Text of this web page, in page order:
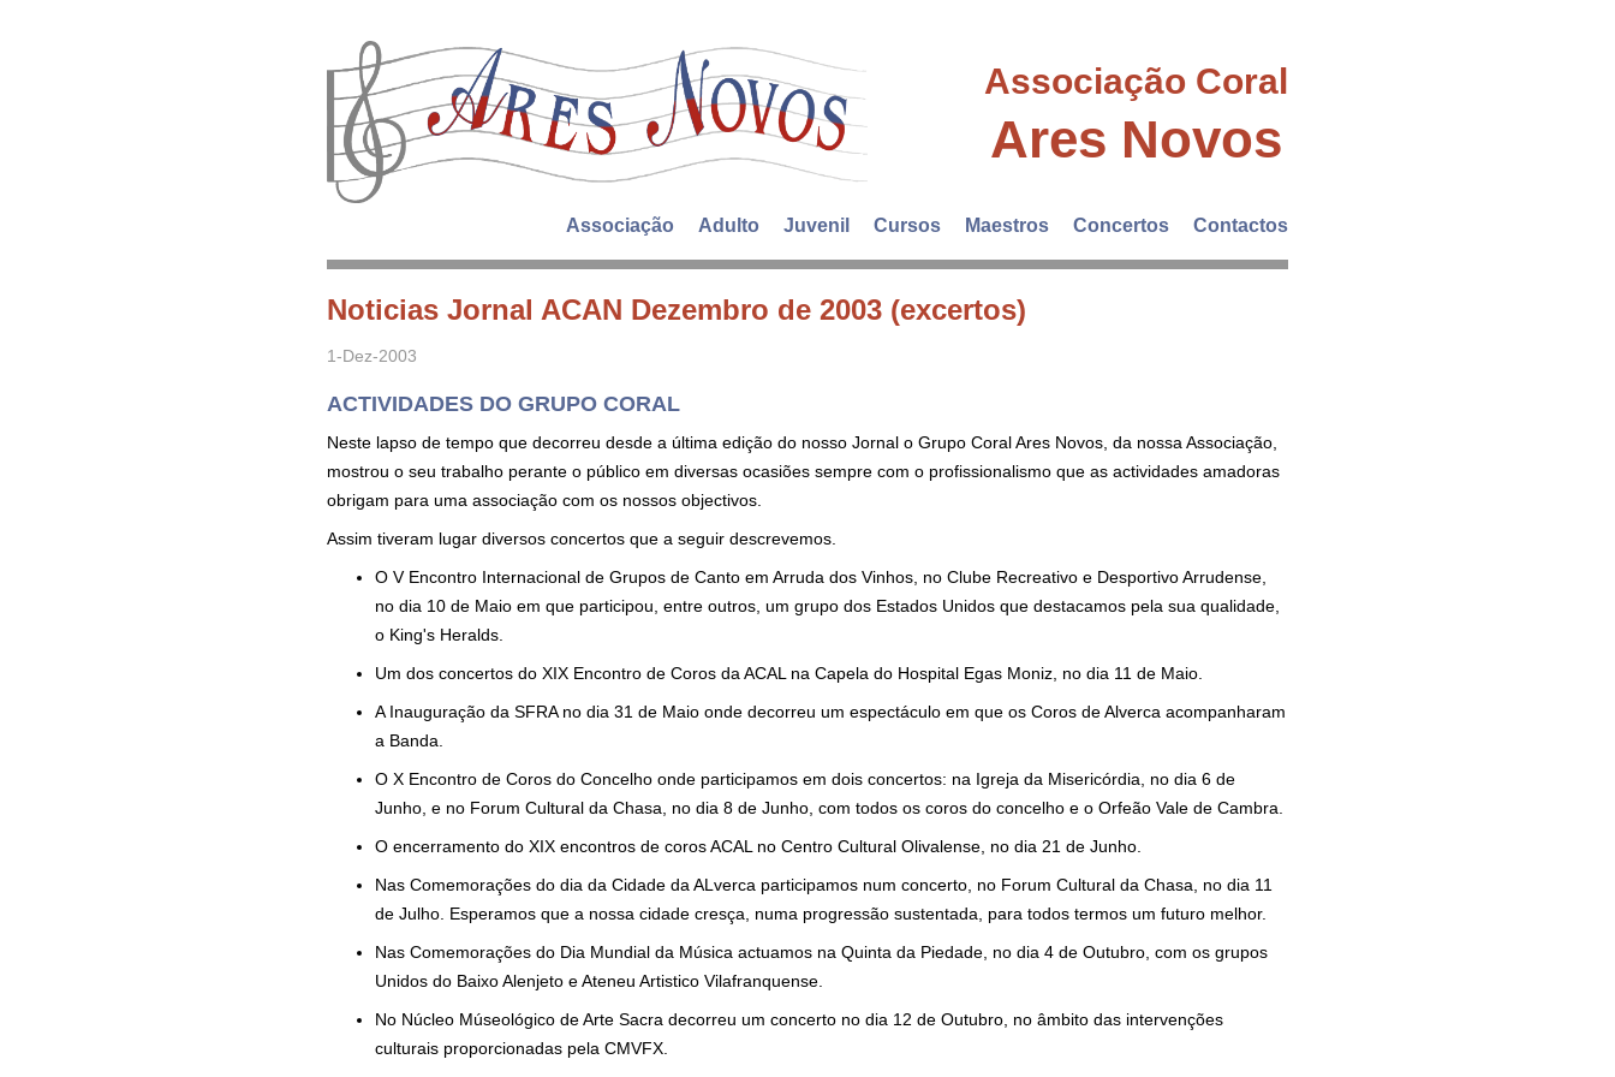
Associação Coral
Ares Novos
Associação Adulto Juvenil Cursos Maestros Concertos Contactos
Noticias Jornal ACAN Dezembro de 2003 (excertos)
1-Dez-2003
ACTIVIDADES DO GRUPO CORAL
Neste lapso de tempo que decorreu desde a última edição do nosso Jornal o Grupo Coral Ares Novos, da nossa Associação,
mostrou o seu trabalho perante o público em diversas ocasiões sempre com o profissionalismo que as actividades amadoras
obrigam para uma associação com os nossos objectivos.
Assim tiveram lugar diversos concertos que a seguir descrevemos.
O V Encontro Internacional de Grupos de Canto em Arruda dos Vinhos, no Clube Recreativo e Desportivo Arrudense,
no dia 10 de Maio em que participou, entre outros, um grupo dos Estados Unidos que destacamos pela sua qualidade,
o King's Heralds.
Um dos concertos do XIX Encontro de Coros da ACAL na Capela do Hospital Egas Moniz, no dia 11 de Maio.
A Inauguração da SFRA no dia 31 de Maio onde decorreu um espectáculo em que os Coros de Alverca acompanharam
a Banda.
O X Encontro de Coros do Concelho onde participamos em dois concertos: na Igreja da Misericórdia, no dia 6 de
Junho, e no Forum Cultural da Chasa, no dia 8 de Junho, com todos os coros do concelho e o Orfeão Vale de Cambra.
O encerramento do XIX encontros de coros ACAL no Centro Cultural Olivalense, no dia 21 de Junho.
Nas Comemorações do dia da Cidade da ALverca participamos num concerto, no Forum Cultural da Chasa, no dia 11
de Julho. Esperamos que a nossa cidade cresça, numa progressão sustentada, para todos termos um futuro melhor.
Nas Comemorações do Dia Mundial da Música actuamos na Quinta da Piedade, no dia 4 de Outubro, com os grupos
Unidos do Baixo Alenjeto e Ateneu Artistico Vilafranquense.
No Núcleo Múseológico de Arte Sacra decorreu um concerto no dia 12 de Outubro, no âmbito das intervenções
culturais proporcionadas pela CMVFX.